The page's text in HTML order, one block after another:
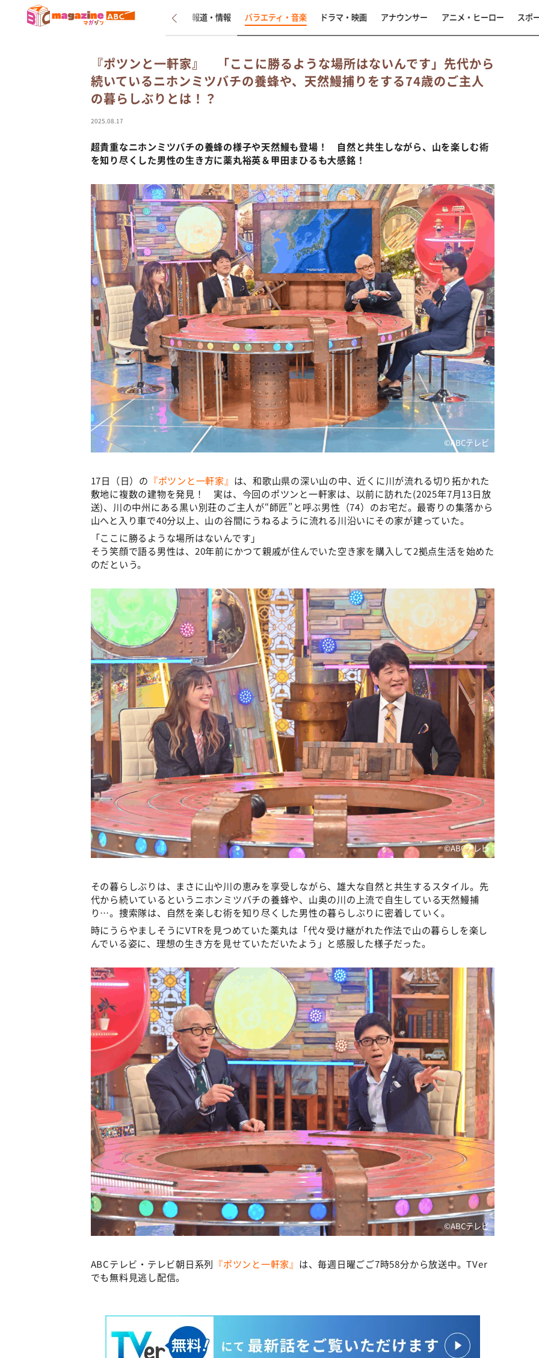
新着 インタビュー 報道・情報 バラエティ・音楽 ドラマ・映画 アナウンサー アニメ・ヒーロー スポ
『ポツンと一軒家』 「ここに勝るような場所はないんです」先代から
続いているニホンミツバチの養蜂や、天然鰻捕りをする74歳のご主人
の暮らしぶりとは！？
2025.08.17
超貴重なニホンミツバチの養蜂の様子や天然鰻も登場！ 自然と共生しながら、山を楽しむ術
を知り尽くした男性の生き方に薬丸裕英＆甲田まひるも大感銘！
©ABCテレビ
17日（日）の 『ポツンと一軒家』 は、和歌山県の深い山の中、近くに川が流れる切り拓かれた
敷地に複数の建物を発見！ 実は、今回のポツンと一軒家は、以前に訪れた(2025年7月13日放
送)、川の中州にある黒い別荘のご主人が“師匠”と呼ぶ男性（74）のお宅だ。最寄りの集落から
山へと入り車で40分以上、山の谷間にうねるように流れる川沿いにその家が建っていた。
「ここに勝るような場所はないんです」
そう笑顔で語る男性は、20年前にかつて親戚が住んでいた空き家を購入して2拠点生活を始めた
のだという。
©ABCテレビ
その暮らしぶりは、まさに山や川の恵みを享受しながら、雄大な自然と共生するスタイル。先
代から続いているというニホンミツバチの養蜂や、山奥の川の上流で自生している天然鰻捕
り…。捜索隊は、自然を楽しむ術を知り尽くした男性の暮らしぶりに密着していく。
時にうらやましそうにVTRを見つめていた薬丸は「代々受け継がれた作法で山の暮らしを楽し
んでいる姿に、理想の生き方を見せていただいたよう」と感服した様子だった。
©ABCテレビ
ABCテレビ・テレビ朝日系列 『ポツンと一軒家』 は、毎週日曜ごご7時58分から放送中。TVer
でも無料見逃し配信。